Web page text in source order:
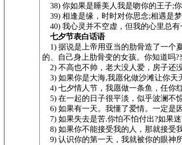
38) 你如果是睡美人我是吻你的王子;
39) 相逢是缘，时时对你思念;相遇是
40) 我心灵并不空虚，但我的心里总有
七夕节表白话语
1) 据说是上帝用亚当的肋骨造了一个
的、自己身上肋骨变的女孩。你知道吗
2) 不高也不帅，老大没人爱，房子还
3) 如果你是大海,我愿化做沙滩让你天
4) 七夕情人节，我愿做一条鱼，任你
5) 在一起的日子很平淡，似乎波澜不
6) 如果有一天。我懂了爱情。一定是因
7) 如果失去是苦.你怕不怕付出?如果
8) 如果你不能接受我的人，那就接受
9) 认识你的第一天，我就被你的眼神